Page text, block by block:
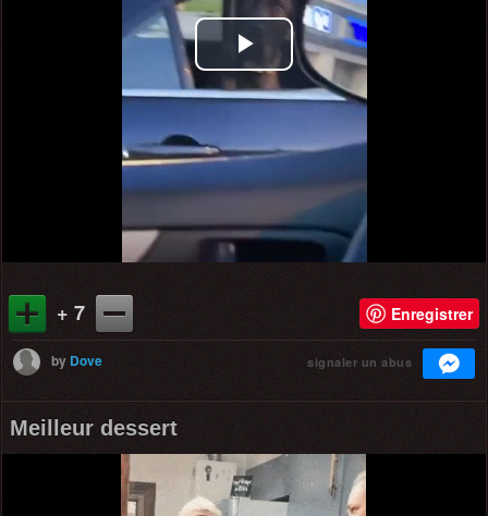
Play
Video
+ 7 Enregistrer
byDove signaler un abus
Meilleur dessert